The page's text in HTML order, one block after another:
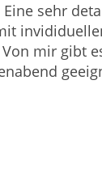
sehr
mir gibt